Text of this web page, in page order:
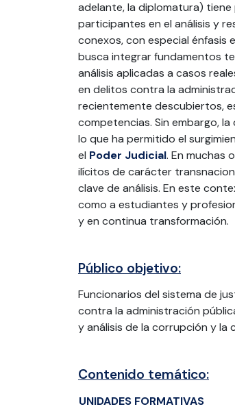
adelante, la diplomatura)
participantes en el análisis y
conexos, con especial énfasis
busca integrar fundamentos
análisis aplicadas a casos
en delitos contra la
recientemente descubiertos,
competencias. Sin embargo,
lo que ha permitido el
el Poder Judicial. En muchas
ilícitos de carácter
clave de análisis. En este
como a estudiantes y
y en continua transformación.
Público objetivo:
Funcionarios del sistema de
contra la administración
y análisis de la corrupción y la
Contenido temático:
UNIDADES FORMATIVAS